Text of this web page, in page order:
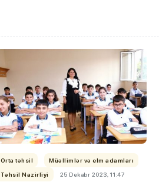
Orta təhsil
Müəllimlər və elm adamları
Təhsil Nazirliyi
25 Dekabr 2023, 11:47